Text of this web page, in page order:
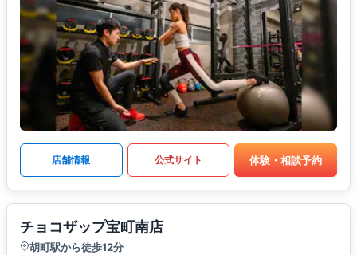
店舗情報 公式サイト 体験・相談予約
チョコザップ宝町南店
胡町駅から徒歩12分